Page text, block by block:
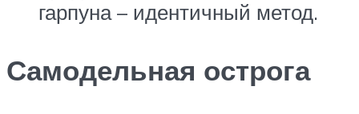
гарпуна – идентичный метод.
Самодельная острога